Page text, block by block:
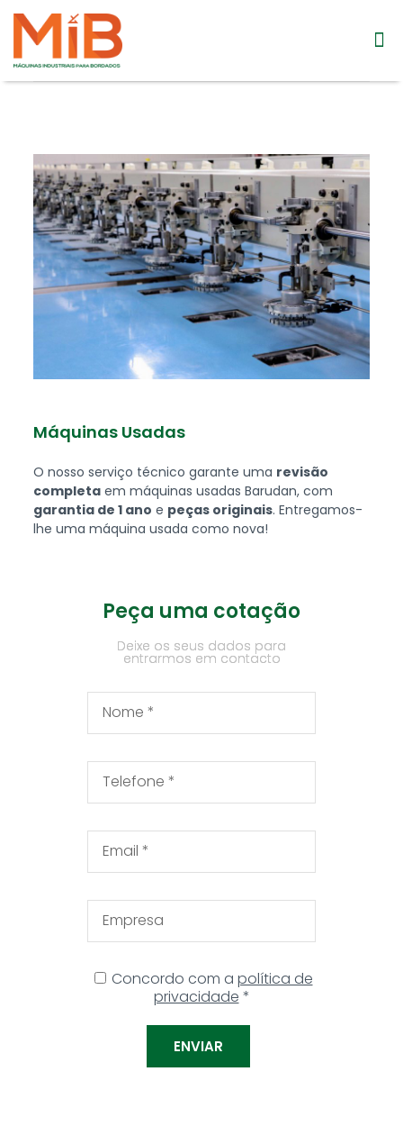
Máquinas Usadas
O nosso serviço técnico garante uma revisão
completaem máquinas usadas Barudan, com
garantia de 1 ano e peças originais. Entregamos-
lhe uma máquina usada como nova!
Peça uma cotação
Deixe os seus dados para
entrarmos em contacto
Concordo com a política de
privacidade *
ENVIAR